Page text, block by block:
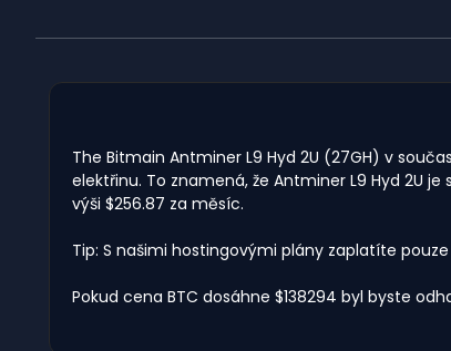
The Bitmain Antminer L9 Hyd 2U (27GH) v
elektřinu. To znamená, že Antminer L9 Hyd 2U
výši $256.87 za měsíc.
Tip: S našimi hostingovými plány zaplatíte pouze
Pokud cena BTC dosáhne $138294 byl byste